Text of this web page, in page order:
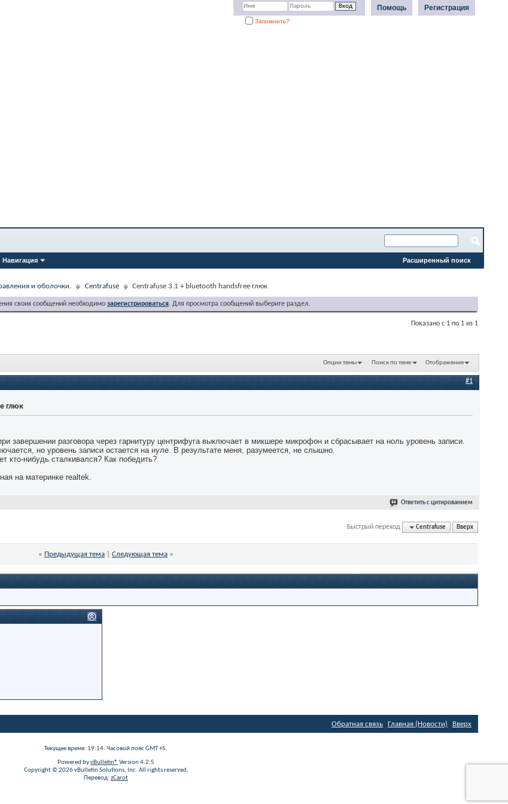
Регистрация
Помощь
Запомнить?
Навигация Расширенный поиск
и оболочки. Centrafuse Centrafuse 3.1 + bluetooth handsfree глюк
своих сообщений необходимо зарегистрироваться. Для просмотра сообщений выберите раздел.
Показано с 1 по 1 из 1
Опции темы Поиск по теме Отображение
#1
глюк
завершении разговора через гарнитуру центрифуга выключает в микшере микрофон и сбрасывает на ноль уровень записи.
но уровень записи остается на нуле. В результате меня, разумеется, не слышно.
кто-нибудь сталкивался? Как победить?
на материнке realtek.
Ответить с цитированием
Быстрый переход Centrafuse Вверх
« Предыдущая тема Следующая тема »
Обратная связь Главная (Новости) Вверх
Текущее время: 19:14. Часовой пояс GMT +5.
Powered byvBulletin® Version 4.2.5
Copyright © 2026 vBulletin Solutions, Inc. All rights reserved.
Перевод: zCarot